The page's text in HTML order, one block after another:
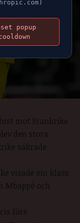
mot Frankrike
den stora
säkrade
visade sin klass
Mbappé och
före
popup